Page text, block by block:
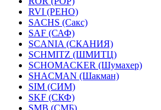
RVI (РЕНО)
SACHS (Сакс)
SAF (САФ)
SCANIA (СКАНИЯ)
SCHMITZ (ШМИТЦ)
SCHOMACKER (Шумахер)
SHACMAN (Шакман)
SIM (СИМ)
SKF (СКФ)
SMB (СМБ)